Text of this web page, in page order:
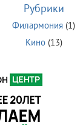
Рубрики
Филармония (1)
Кино(13)